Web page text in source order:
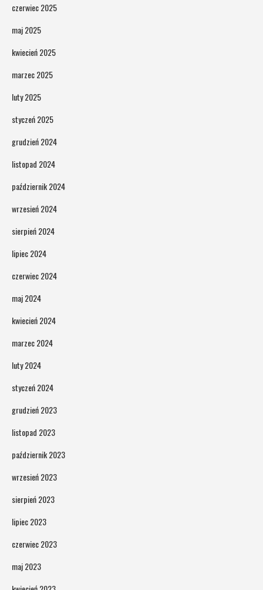
czerwiec 2025
maj 2025
kwiecień 2025
marzec 2025
luty 2025
styczeń 2025
grudzień 2024
listopad 2024
październik 2024
wrzesień 2024
sierpień 2024
lipiec 2024
czerwiec 2024
maj 2024
kwiecień 2024
marzec 2024
luty 2024
styczeń 2024
grudzień 2023
listopad 2023
październik 2023
wrzesień 2023
sierpień 2023
lipiec 2023
czerwiec 2023
maj 2023